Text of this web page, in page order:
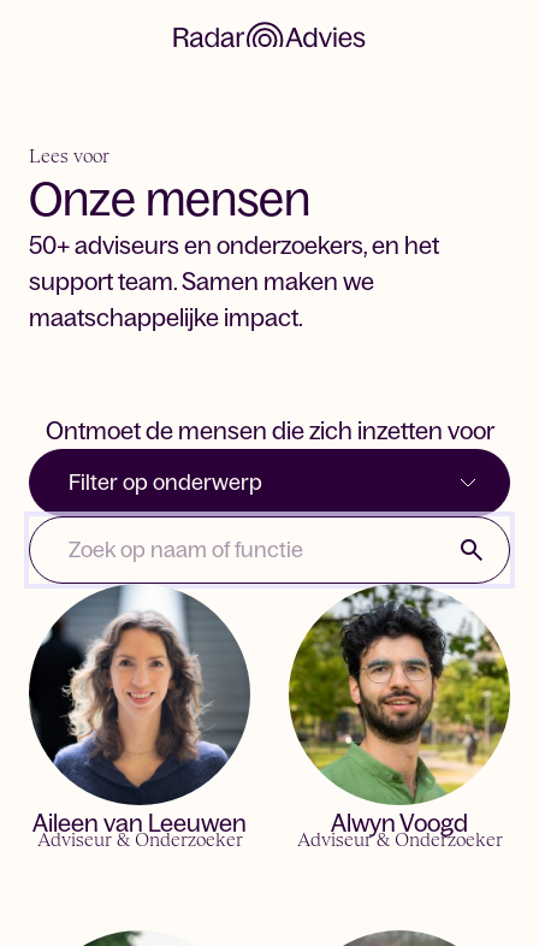
Lees voor
Onze mensen
50+ adviseurs en onderzoekers, en het
support team. Samen maken we
maatschappelijke impact.
Ontmoet de mensen die zich inzetten voor
filter op onderwerp
Aileen van Leeuwen
Adviseur & Onderzoeker
Alwyn Voogd
Adviseur & Onderzoeker